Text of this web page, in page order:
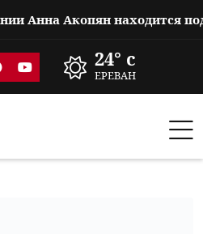
24° c
ЕРЕВАН